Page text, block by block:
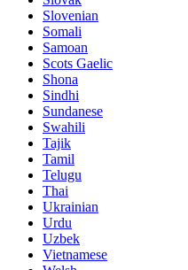
Slovenian
Somali
Samoan
Scots Gaelic
Shona
Sindhi
Sundanese
Swahili
Tajik
Tamil
Telugu
Thai
Ukrainian
Urdu
Uzbek
Vietnamese